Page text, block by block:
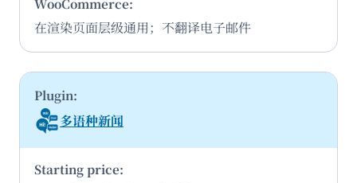
在渲染页面层级通用；不翻译电子邮件
多语种新闻